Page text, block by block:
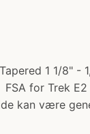
1 1/8"
for Trek E2
kan være